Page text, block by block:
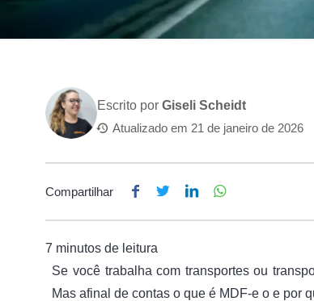
Escrito por Giseli Scheidt
Atualizado em 21 de janeiro de 2026
Compartilhar
Se você trabalha com transportes ou
Mas afinal de contas o que é MDF-e o e por